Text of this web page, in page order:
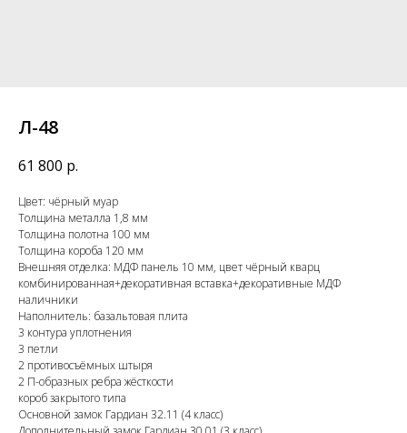
Л-48
61 800 р.
Цвет: чёрный муар
Толщина металла 1,8 мм
Толщина полотна 100 мм
Толщина короба 120 мм
Внешняя отделка: МДФ панель 10 мм, цвет чёрный кварц
комбинированная+декоративная вставка+декоративные МДФ
наличники
Наполнитель: базальтовая плита
3 контура уплотнения
3 петли
2 противосъёмных штыря
2 П-образных ребра жёсткости
короб закрытого типа
Основной замок Гардиан 32.11 (4 класс)